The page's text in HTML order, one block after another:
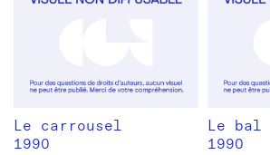
Le carrousel
1990
Le bal
1990